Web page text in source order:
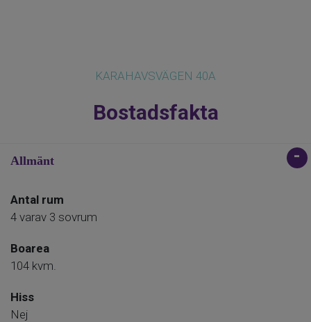
KARAHAVSVÄGEN 40A
Bostadsfakta
Allmänt
Antal rum
4 varav 3 sovrum
Boarea
104 kvm.
Hiss
Nej